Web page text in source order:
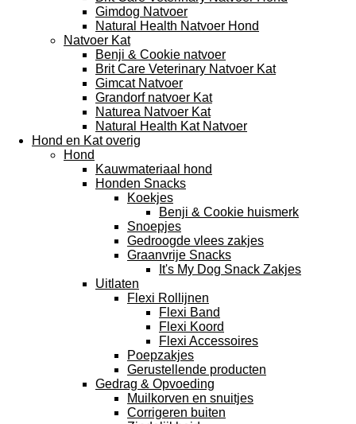
Gimdog Natvoer
Natural Health Natvoer Hond
Natvoer Kat
Benji & Cookie natvoer
Brit Care Veterinary Natvoer Kat
Gimcat Natvoer
Grandorf natvoer Kat
Naturea Natvoer Kat
Natural Health Kat Natvoer
Hond en Kat overig
Hond
Kauwmateriaal hond
Honden Snacks
Koekjes
Benji & Cookie huismerk
Snoepjes
Gedroogde vlees zakjes
Graanvrije Snacks
It's My Dog Snack Zakjes
Uitlaten
Flexi Rollijnen
Flexi Band
Flexi Koord
Flexi Accessoires
Poepzakjes
Gerustellende producten
Gedrag & Opvoeding
Muilkorven en snuitjes
Corrigeren buiten